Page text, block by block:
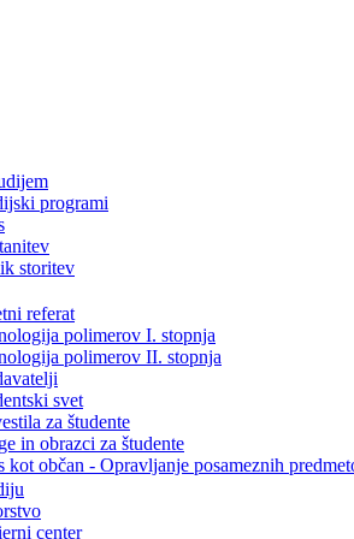
programi
storitev
referat
polimerov I. stopnja
polimerov II. stopnja
svet
za študente
in obrazci za študente
kot občan - Opravljanje posameznih
center